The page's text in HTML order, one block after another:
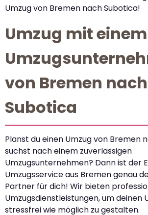
Umzug von Bremen nach Subotica!
Umzug mit einem
von Bremen nach
Subotica
Planst du einen Umzug von Bremen
suchst nach einem zuverlässigen
Umzugsunternehmen? Dann ist der
Umzugsservice aus Bremen genau
Partner für dich! Wir bieten
Umzugsdienstleistungen, um deinen
stressfrei wie möglich zu gestalten.